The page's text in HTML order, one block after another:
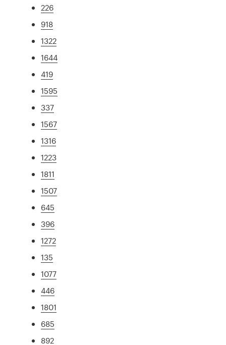
226
918
1322
1644
419
1595
337
1567
1316
1223
1811
1507
645
396
1272
135
1077
446
1801
685
892